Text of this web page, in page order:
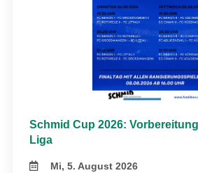
Schmid Cup 2026:
Liga
Mi, 5. August 2026